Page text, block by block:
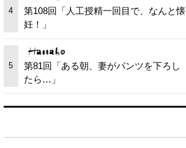
4
第108回「人工授精一回目で、なんと懐
妊！」
5
第81回「ある朝、妻がパンツを下ろし
たら…」